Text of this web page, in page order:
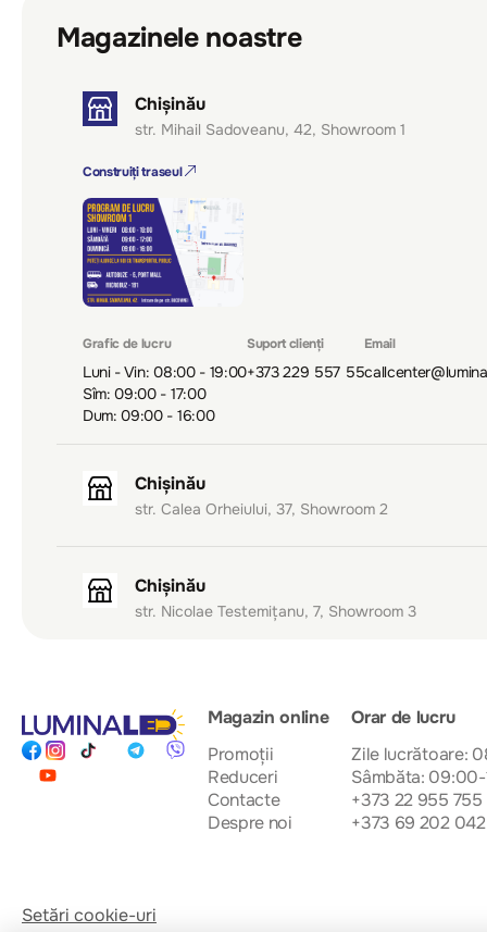
Magazinele noastre
Chișinău
str. Mihail Sadoveanu, 42, Showroom 1
Construiți traseul
Grafic de lucru
Luni - Vin: 08:00 - 19:00
Sîm: 09:00 - 17:00
Dum: 09:00 - 16:00
Suport clienți
+373 229 557 55
Email
Chișinău
str. Calea Orheiului, 37, Showroom 2
Chișinău
str. Nicolae Testemițanu, 7, Showroom 3
Magazin online
Promoții
Reduceri
Contacte
Despre noi
Orar de lucru
Zile lucrătoare:
Sâmbăta:
+373 22 955 755
+373 69 202 042
Setări cookie-uri